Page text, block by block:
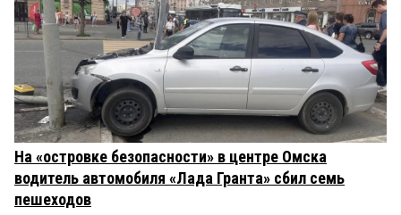
На «островке безопасности» в центре Омска
водитель автомобиля «Лада Гранта» сбил семь
пешеходов